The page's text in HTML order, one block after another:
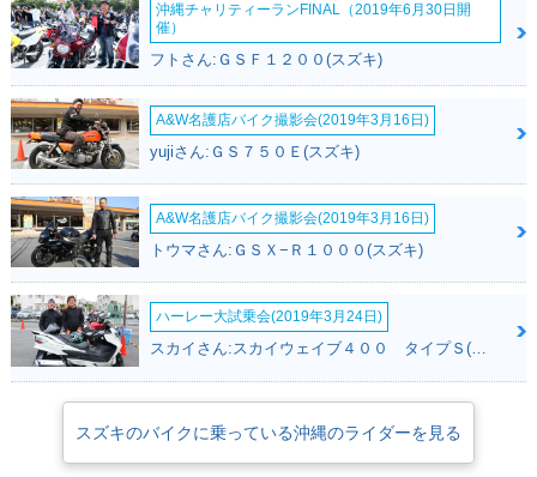
沖縄チャリティーランFINAL（2019年6月30日開
催）
フトさん:ＧＳＦ１２００(スズキ)
A&W名護店バイク撮影会(2019年3月16日)
yujiさん:ＧＳ７５０Ｅ(スズキ)
A&W名護店バイク撮影会(2019年3月16日)
トウマさん:ＧＳＸ−Ｒ１０００(スズキ)
ハーレー大試乗会(2019年3月24日)
スカイさん:スカイウェイブ４００ タイプＳ(スズキ)
スズキのバイクに乗っている沖縄のライダーを見る